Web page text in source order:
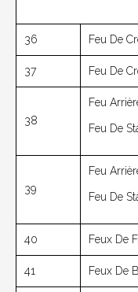
36 Feu De
37 Feu De
38
Feu
Feu De
39
Feu
Feu De
40 Feux De
41 Feux De